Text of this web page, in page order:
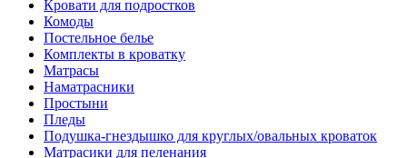
Кровати для подростков
Комоды
Постельное белье
Комплекты в кроватку
Матрасы
Наматрасники
Простыни
Пледы
Подушка-гнездышко для круглых/овальных кроваток
Матрасики для пеленания